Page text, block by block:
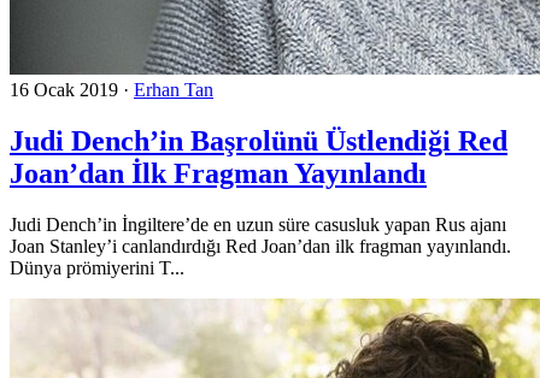
16 Ocak 2019 · Erhan Tan
Judi Dench’in Başrolünü Üstlendiği Red
Joan’dan İlk Fragman Yayınlandı
Judi Dench’in İngiltere’de en uzun süre casusluk yapan Rus ajanı
Joan Stanley’i canlandırdığı Red Joan’dan ilk fragman yayınlandı.
Dünya prömiyerini T...